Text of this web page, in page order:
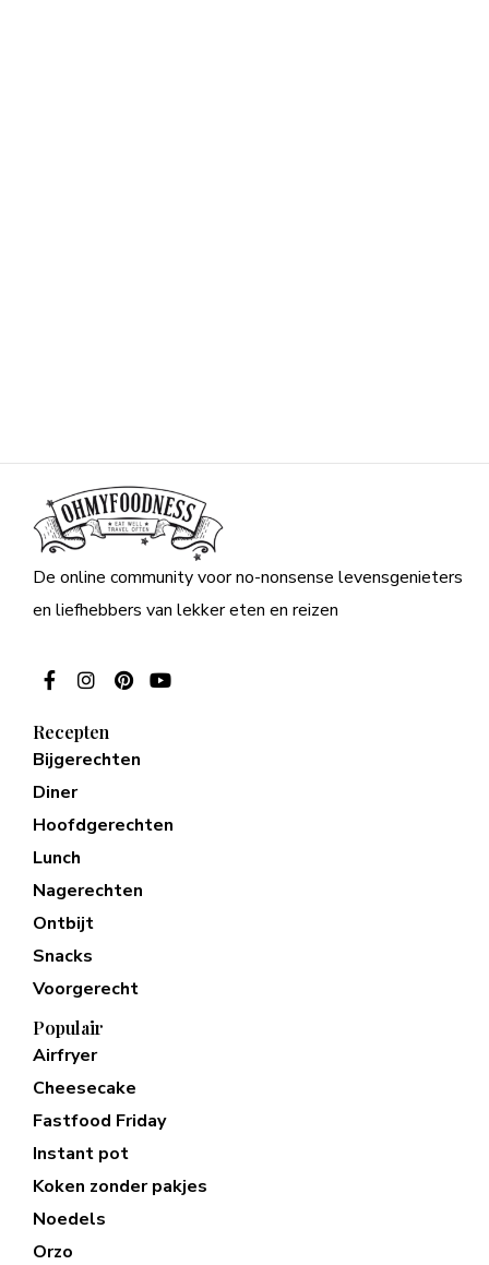
De online community voor no-nonsense levensgenieters
en liefhebbers van lekker eten en reizen
Recepten
Bijgerechten
Diner
Hoofdgerechten
Lunch
Nagerechten
Ontbijt
Snacks
Voorgerecht
Populair
Airfryer
Cheesecake
Fastfood Friday
Instant pot
Koken zonder pakjes
Noedels
Orzo